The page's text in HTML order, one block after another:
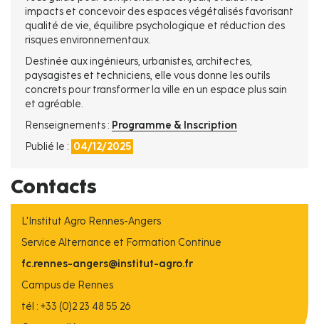
impacts et concevoir des espaces végétalisés favorisant
qualité de vie, équilibre psychologique et réduction des
risques environnementaux.
Destinée aux ingénieurs, urbanistes, architectes,
paysagistes et techniciens, elle vous donne les outils
concrets pour transformer la ville en un espace plus sain
et agréable.
Renseignements : Programme & Inscription
Publié le : 04/12/2025
Contacts
L'Institut Agro Rennes-Angers
Service Alternance et Formation Continue
fc.rennes-angers@institut-agro.fr
Campus de Rennes
tél : +33 (0)2 23 48 55 26